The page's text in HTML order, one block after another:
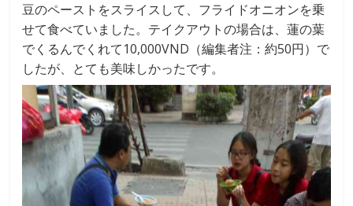
豆のペーストをスライスして、フライドオニオンを乗
せて食べていました。テイクアウトの場合は、蓮の葉
でくるんでくれて10,000VND（編集者注：約50円）で
したが、とても美味しかったです。